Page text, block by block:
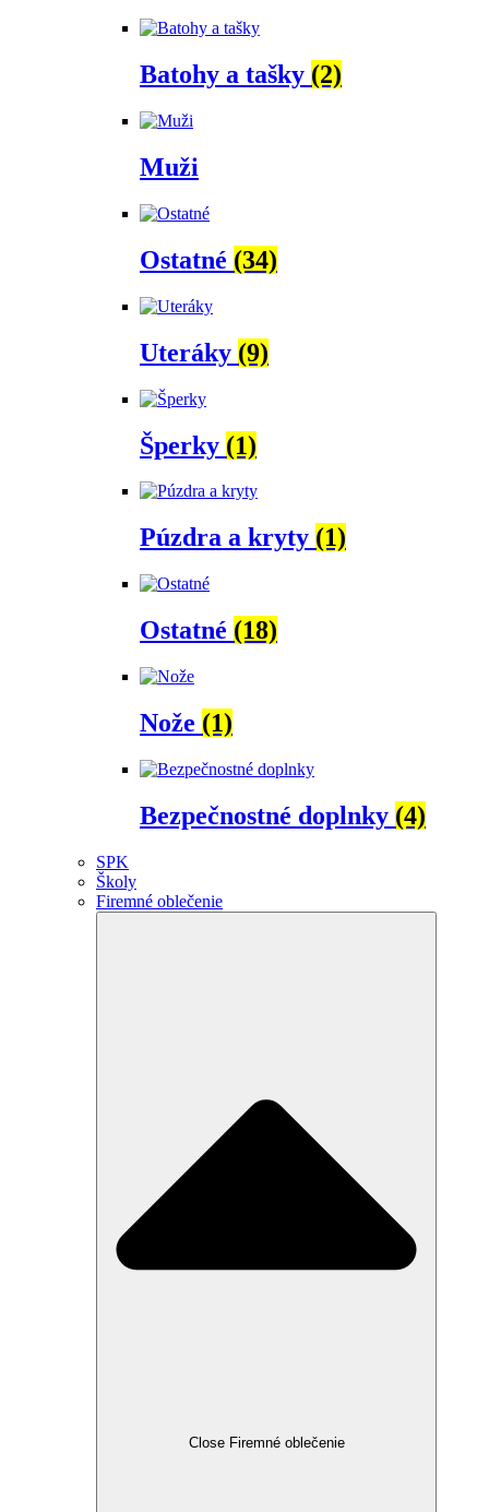
Batohy a tašky (2)
Muži
Ostatné (34)
Uteráky (9)
Šperky (1)
Púzdra a kryty (1)
Ostatné (18)
Nože (1)
Bezpečnostné doplnky (4)
SPK
Školy
Firemné oblečenie
Close Firemné oblečenie